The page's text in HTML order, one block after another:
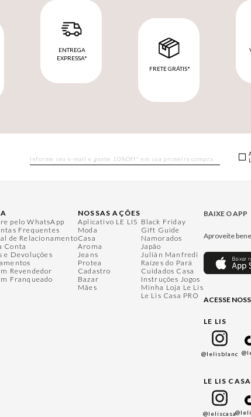
ENTREGA
EXPRESSA*
FRETE GRÁTIS*
pelo WhatsApp
Frequentes
de Relacionamento
Conta
e Devoluções
Revendedor
Franqueado
NOSSAS AÇÕES
Aplicativo LE LIS
Moda
Casa
Aroma
Jeans
Protea
Cadastro
Bazar
Mães
Black Friday
Gift Guide
Namorados
Japão
Julián Manfredi
Raízes do Pará
Cuidados Casa
Instruções Jogos
Minha Loja Le Lis
Le Lis Casa PRO
BAIXE O APP
Aproveite
ACESSE
LE LIS
@lelisblanc
LE LIS CASA
@leliscasa